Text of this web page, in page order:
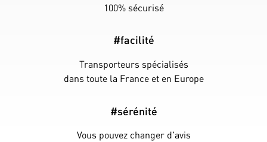
100% sécurisé
#facilité
Transporteurs spécialisés
dans toute la France et en Europe
#sérénité
Vous pouvez changer d'avis